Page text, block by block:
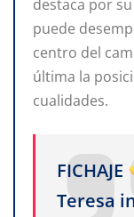
destaca por
puede
centro del
última la
cualidades.
FICHAJE
Teresa